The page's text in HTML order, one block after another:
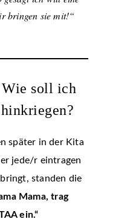
bringen sie mit!“
Wie soll ich
später in der Kita
jede/r eintragen
standen die
Mama, trag
ein.“